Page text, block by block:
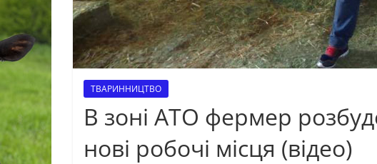
ТВАРИННИЦТВО
В зоні АТО фермер
нові робочі місця (відео)